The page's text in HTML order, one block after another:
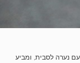
נערה לסבית, ומביע